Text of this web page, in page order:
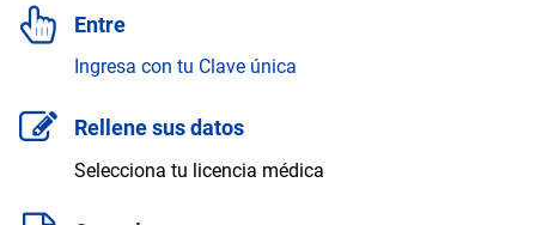
Entre
Ingresa con tu Clave única
Rellene sus datos
Selecciona tu licencia médica